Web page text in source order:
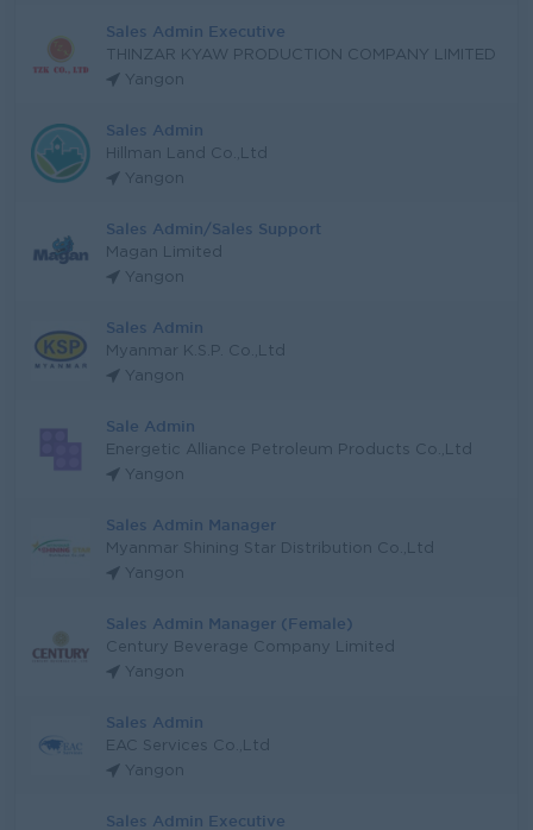
Sales Admin Executive
THINZAR KYAW PRODUCTION COMPANY LIMITED
Yangon
Sales Admin
Hillman Land Co.,Ltd
Yangon
Sales Admin/Sales Support
Magan Limited
Yangon
Sales Admin
Myanmar K.S.P. Co.,Ltd
Yangon
Sale Admin
Energetic Alliance Petroleum Products Co.,Ltd
Yangon
Sales Admin Manager
Myanmar Shining Star Distribution Co.,Ltd
Yangon
Sales Admin Manager (Female)
Century Beverage Company Limited
Yangon
Sales Admin
EAC Services Co.,Ltd
Yangon
Sales Admin Executive